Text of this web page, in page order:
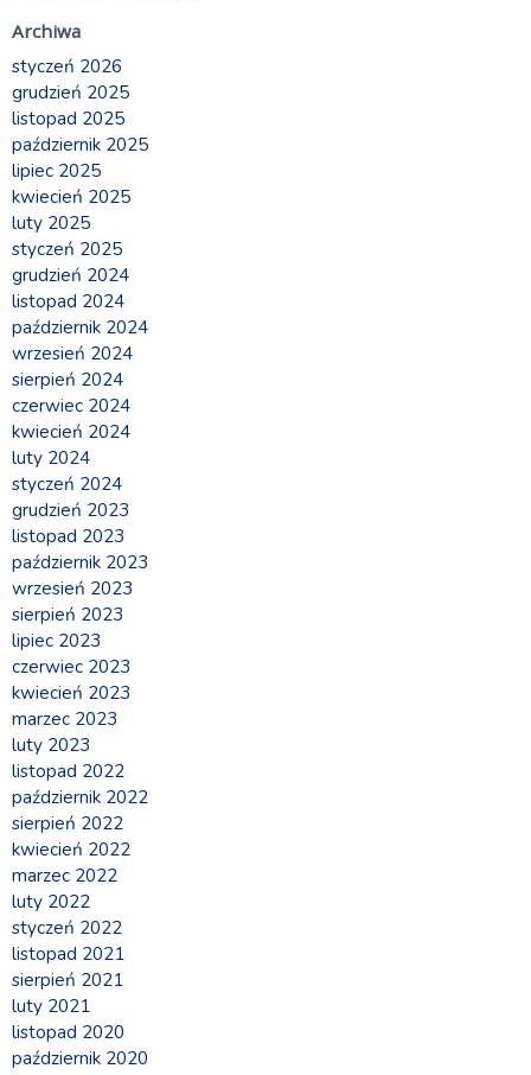
Archiwa
styczeń 2026
grudzień 2025
listopad 2025
październik 2025
lipiec 2025
kwiecień 2025
luty 2025
styczeń 2025
grudzień 2024
listopad 2024
październik 2024
wrzesień 2024
sierpień 2024
czerwiec 2024
kwiecień 2024
luty 2024
styczeń 2024
grudzień 2023
listopad 2023
październik 2023
wrzesień 2023
sierpień 2023
lipiec 2023
czerwiec 2023
kwiecień 2023
marzec 2023
luty 2023
listopad 2022
październik 2022
sierpień 2022
kwiecień 2022
marzec 2022
luty 2022
styczeń 2022
listopad 2021
sierpień 2021
luty 2021
listopad 2020
październik 2020